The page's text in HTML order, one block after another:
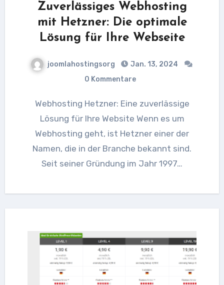
Zuverlässiges Webhosting
mit Hetzner: Die optimale
Lösung für Ihre Webseite
joomlahostingsorg
Jan. 13, 2024
0 Kommentare
Webhosting Hetzner: Eine zuverlässige
Lösung für Ihre Website Wenn es um
Webhosting geht, ist Hetzner einer der
Namen, die in der Branche bekannt sind.
Seit seiner Gründung im Jahr 1997…